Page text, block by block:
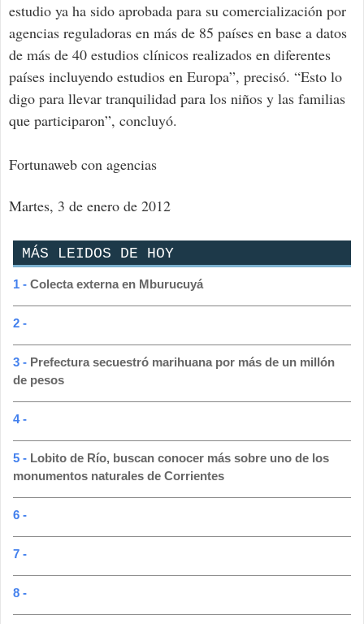
estudio ya ha sido aprobada para su comercialización por
agencias reguladoras en más de 85 países en base a datos
de más de 40 estudios clínicos realizados en diferentes
países incluyendo estudios en Europa”, precisó. “Esto lo
digo para llevar tranquilidad para los niños y las familias
que participaron”, concluyó.
Fortunaweb con agencias
Martes, 3 de enero de 2012
MÁS LEIDOS DE HOY
1 - Colecta externa en Mburucuyá
2 -
3 - Prefectura secuestró marihuana por más de un millón
de pesos
4 -
5 - Lobito de Río, buscan conocer más sobre uno de los
monumentos naturales de Corrientes
6 -
7 -
8 -